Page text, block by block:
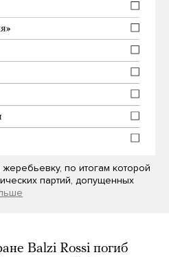
по итогам которой
партий, допущенных
Balzi Rossi погиб